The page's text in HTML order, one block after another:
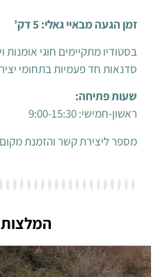
גאלי: 5 דק’
חוגי אומנות ויצירה לנשים,
פעמיות בתחומי יצירה שונים
15:30
קשר והזמנת מקום:8543023
המלצות נוספות